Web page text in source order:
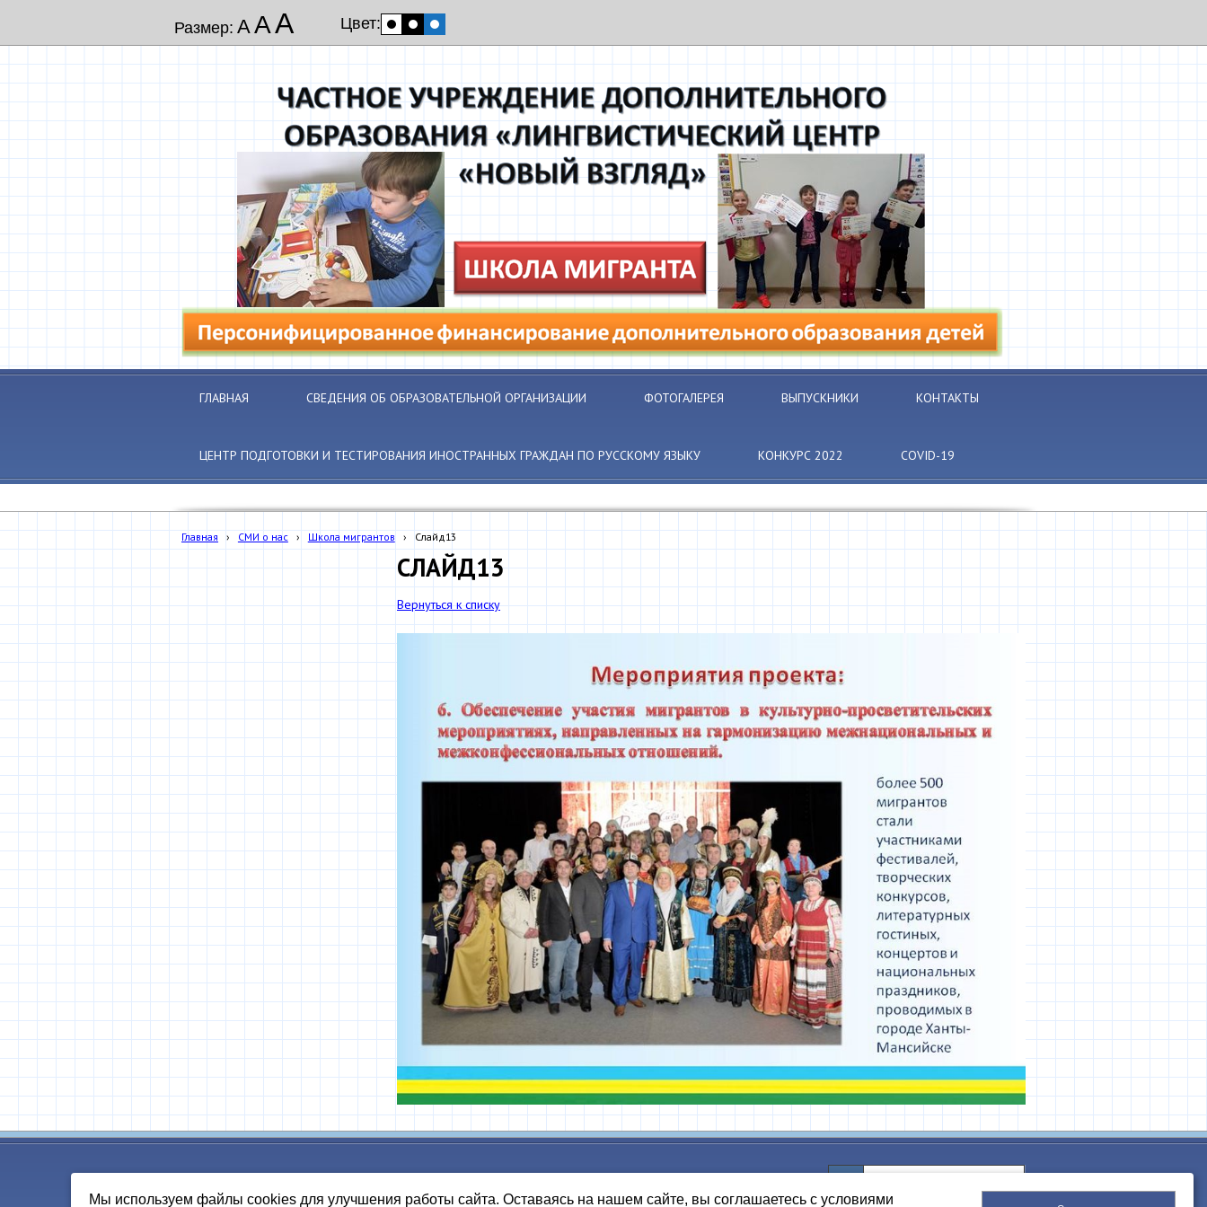
Размер: ААА Цвет:
ГЛАВНАЯ СВЕДЕНИЯ ОБ ОБРАЗОВАТЕЛЬНОЙ ОРГАНИЗАЦИИ ФОТОГАЛЕРЕЯ ВЫПУСКНИКИ КОНТАКТЫ
ЦЕНТР ПОДГОТОВКИ И ТЕСТИРОВАНИЯ ИНОСТРАННЫХ ГРАЖДАН ПО РУССКОМУ ЯЗЫКУ КОНКУРС 2022 COVID-19
Главная › СМИ о нас › Школа мигрантов › Слайд13
СЛАЙД13
Вернуться к списку
Мы используем файлы cookies для улучшения работы сайта. Оставаясь на нашем сайте, вы соглашаетесь с условиями